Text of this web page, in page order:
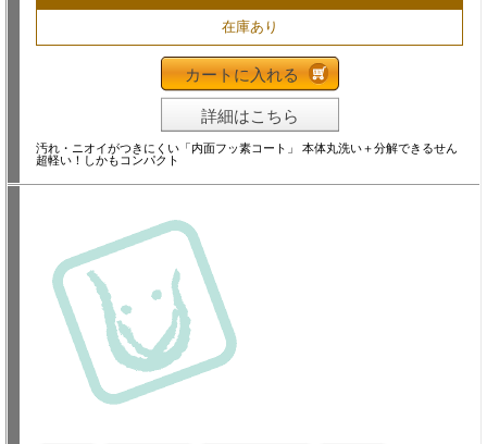
在庫あり
カートに入れる
詳細はこちら
汚れ・ニオイがつきにくい「内面フッ素コート」 本体丸洗い＋分解できるせん
超軽い！しかもコンパクト